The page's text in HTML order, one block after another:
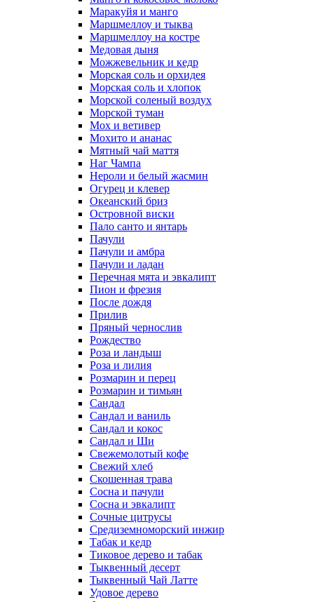
Маракуйя и манго
Маршмеллоу и тыква
Маршмеллоу на костре
Медовая дыня
Можжевельник и кедр
Морская соль и орхидея
Морская соль и хлопок
Морской соленый воздух
Морской туман
Мох и ветивер
Мохито и ананас
Мятный чай маття
Наг Чампа
Нероли и белый жасмин
Огурец и клевер
Океанский бриз
Островной виски
Пало санто и янтарь
Пачули
Пачули и амбра
Пачули и ладан
Перечная мята и эвкалипт
Пион и фрезия
После дождя
Прилив
Пряный чернослив
Рождество
Роза и ландыш
Роза и лилия
Розмарин и перец
Розмарин и тимьян
Сандал
Сандал и ваниль
Сандал и кокос
Сандал и Ши
Свежемолотый кофе
Свежий хлеб
Скошенная трава
Сосна и пачули
Сосна и эвкалипт
Сочные цитрусы
Средиземноморский инжир
Табак и кедр
Тиковое дерево и табак
Тыквенный десерт
Тыквенный Чай Латте
Удовое дерево